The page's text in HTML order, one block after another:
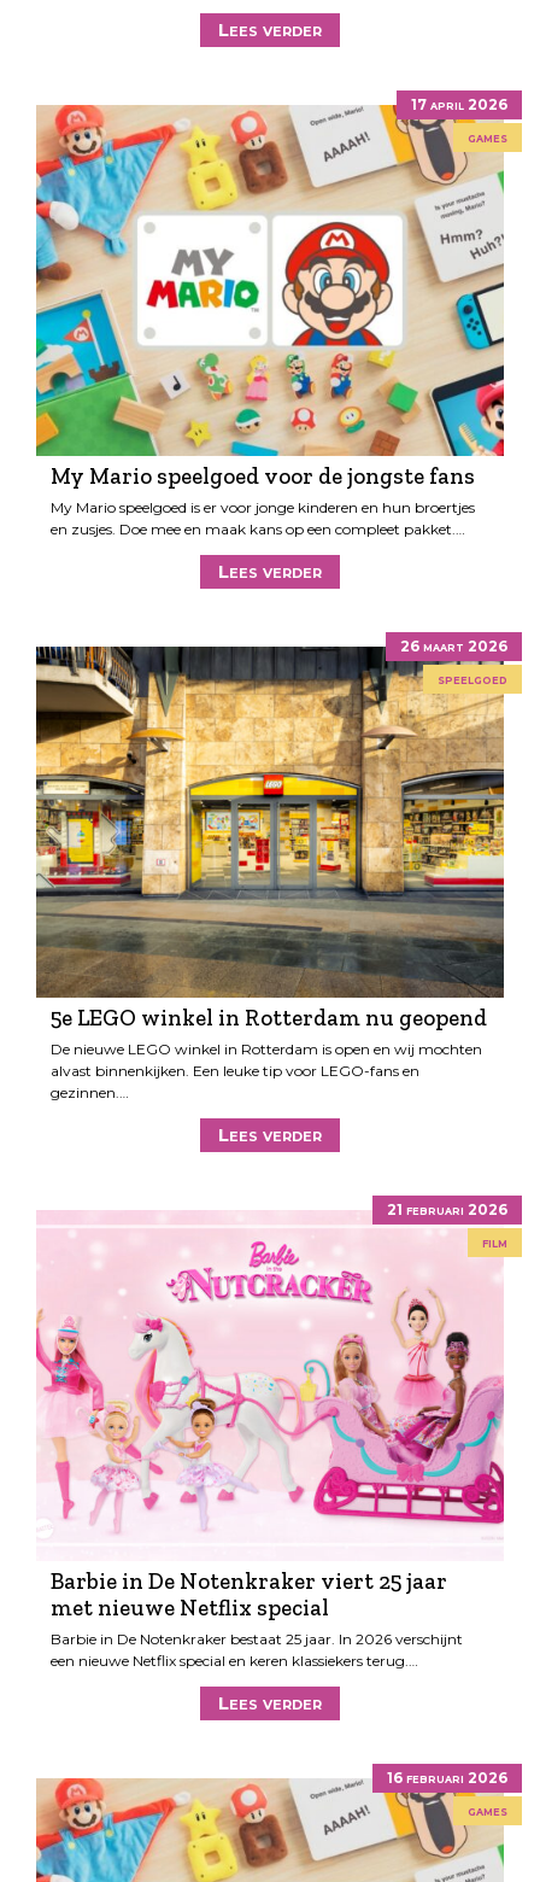
Lees verder
17 april 2026
games
My Mario speelgoed voor de jongste fans
My Mario speelgoed is er voor jonge kinderen en hun broertjes
en zusjes. Doe mee en maak kans op een compleet pakket.…
Lees verder
26 maart 2026
speelgoed
5e LEGO winkel in Rotterdam nu geopend
De nieuwe LEGO winkel in Rotterdam is open en wij mochten
alvast binnenkijken. Een leuke tip voor LEGO-fans en
gezinnen.…
Lees verder
21 februari 2026
film
Barbie in De Notenkraker viert 25 jaar
met nieuwe Netflix special
Barbie in De Notenkraker bestaat 25 jaar. In 2026 verschijnt
een nieuwe Netflix special en keren klassiekers terug.…
Lees verder
16 februari 2026
games